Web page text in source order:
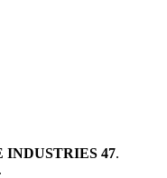
INDUSTRIES 47.